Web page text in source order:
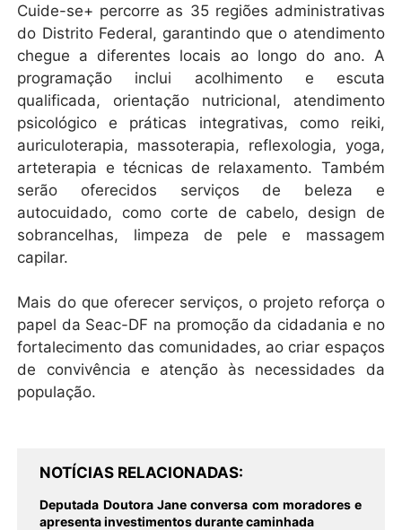
Cuide-se+ percorre as 35 regiões administrativas
do Distrito Federal, garantindo que o atendimento
chegue a diferentes locais ao longo do ano. A
programação inclui acolhimento e escuta
qualificada, orientação nutricional, atendimento
psicológico e práticas integrativas, como reiki,
auriculoterapia, massoterapia, reflexologia, yoga,
arteterapia e técnicas de relaxamento. Também
serão oferecidos serviços de beleza e
autocuidado, como corte de cabelo, design de
sobrancelhas, limpeza de pele e massagem
capilar.
Mais do que oferecer serviços, o projeto reforça o
papel da Seac-DF na promoção da cidadania e no
fortalecimento das comunidades, ao criar espaços
de convivência e atenção às necessidades da
população.
NOTÍCIAS RELACIONADAS
Deputada Doutora Jane conversa com moradores e
apresenta investimentos durante caminhada